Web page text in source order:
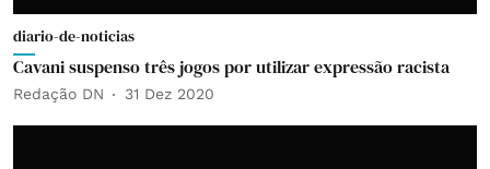
diario-de-noticias
Cavani suspenso três jogos por utilizar expressão racista
Redação DN 31 Dez 2020